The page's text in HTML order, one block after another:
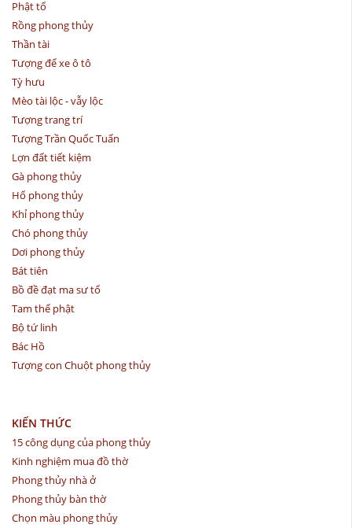
Phật tổ
Rồng phong thủy
Thần tài
Tượng để xe ô tô
Tỳ hưu
Mèo tài lộc - vẫy lộc
Tượng trang trí
Tượng Trần Quốc Tuấn
Lợn đất tiết kiệm
Gà phong thủy
Hổ phong thủy
Khỉ phong thủy
Chó phong thủy
Dơi phong thủy
Bát tiên
Bồ đề đạt ma sư tổ
Tam thế phật
Bộ tứ linh
Bác Hồ
Tượng con Chuột phong thủy
KIẾN THỨC
15 công dụng của phong thủy
Kinh nghiệm mua đồ thờ
Phong thủy nhà ở
Phong thủy bàn thờ
Chọn màu phong thủy